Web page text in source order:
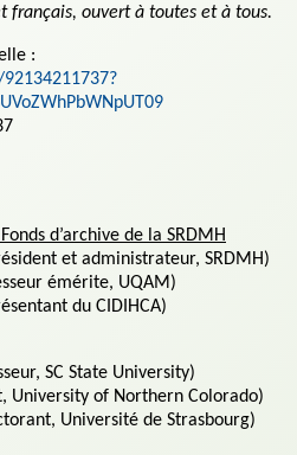
français, ouvert à toutes et à tous.
:
d’archive de la SRDMH
et administrateur, SRDMH)
émérite, UQAM)
du CIDIHCA)
SC State University)
University of Northern Colorado)
Université de Strasbourg)